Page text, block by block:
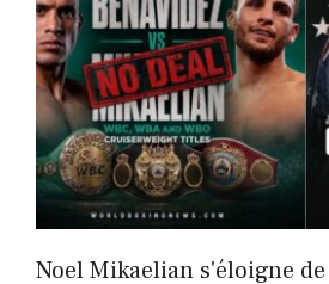
Noel Mikaelian s'éloigne